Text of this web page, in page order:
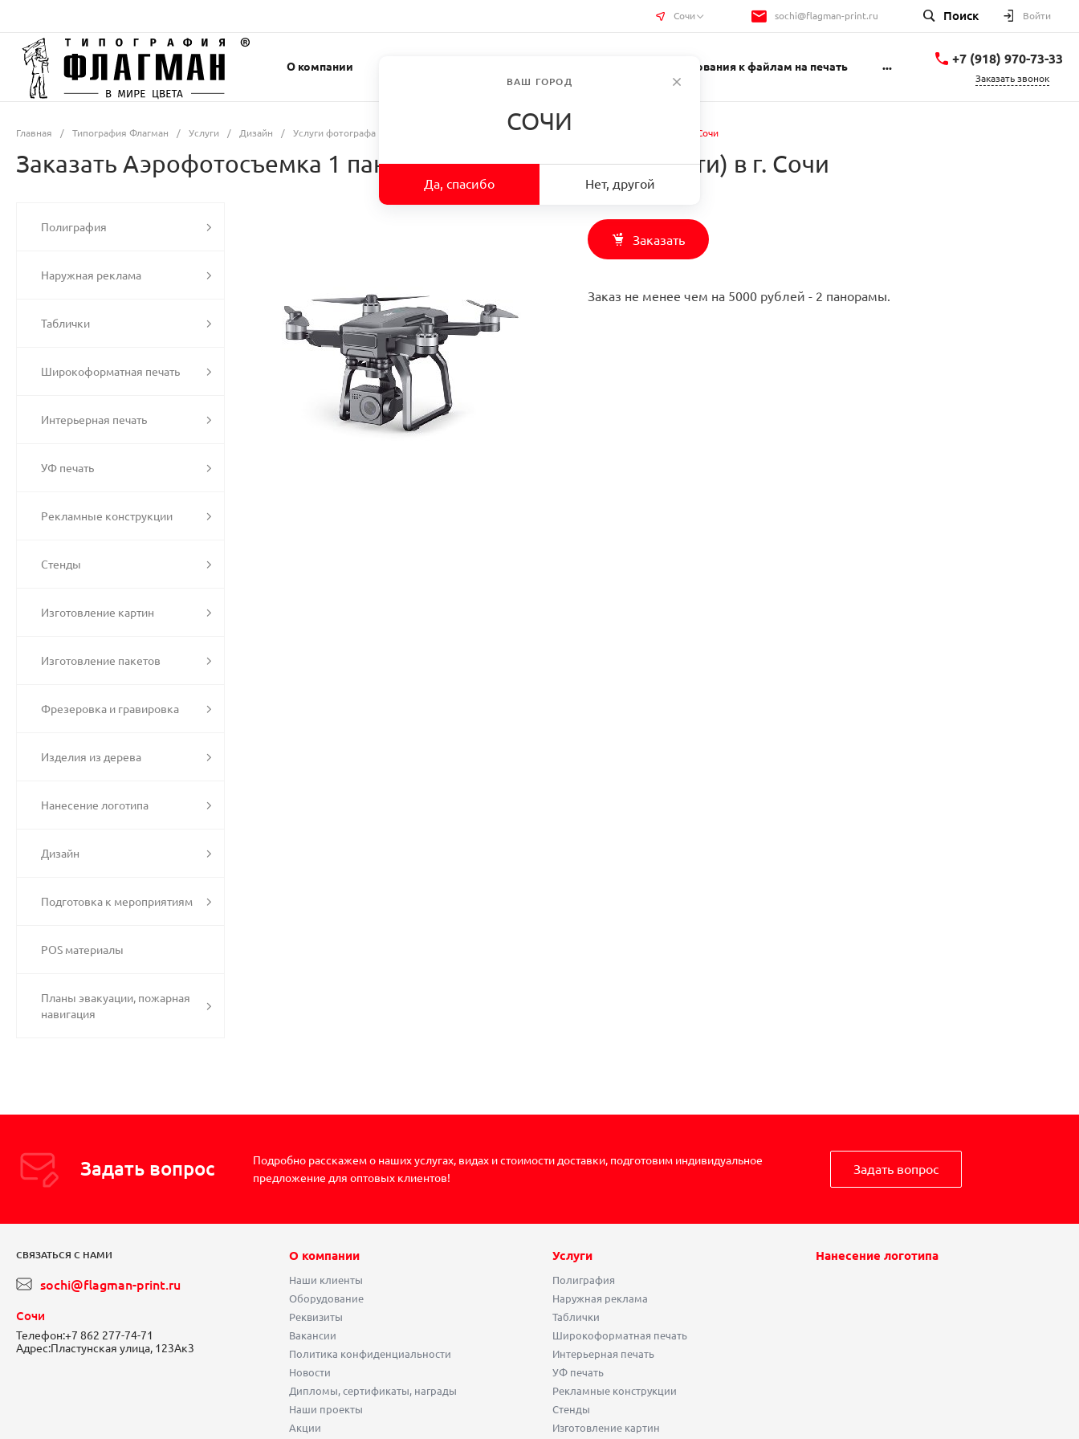
Сочи sochi@flagman-print.ru Поиск Войти
О компании Требования к файлам на печать ... +7 (918) 970-73-33
Заказать звонок
Главная / Типография Флагман / Услуги / Дизайн / Услуги фотографа Заказать Аэрофотосъемка 1 панорама статичная (для печати) в г. Сочи
Заказать Аэрофотосъемка 1 панорама статичная (для печати) в г. Сочи
Полиграфия
Наружная реклама
Таблички
Широкоформатная печать
Интерьерная печать
УФ печать
Рекламные конструкции
Стенды
Изготовление картин
Изготовление пакетов
Фрезеровка и гравировка
Изделия из дерева
Нанесение логотипа
Дизайн
Подготовка к мероприятиям
POS материалы
Планы эвакуации, пожарная
навигация
Заказать
Заказ не менее чем на 5000 рублей - 2 панорамы.
Задать вопрос
Подробно расскажем о наших услугах, видах и стоимости доставки, подготовим индивидуальное
предложение для оптовых клиентов!
Задать вопрос
СВЯЗАТЬСЯ С НАМИ
sochi@flagman-print.ru
Сочи
Телефон:+7 862 277-74-71
Адрес:Пластунская улица, 123Ак3
О компании
Наши клиенты
Оборудование
Реквизиты
Вакансии
Политика конфиденциальности
Новости
Дипломы, сертификаты, награды
Наши проекты
Акции
Услуги
Полиграфия
Наружная реклама
Таблички
Широкоформатная печать
Интерьерная печать
УФ печать
Рекламные конструкции
Стенды
Изготовление картин
Нанесение логотипа
ВАШ ГОРОД
СОЧИ
Да, спасибо Нет, другой